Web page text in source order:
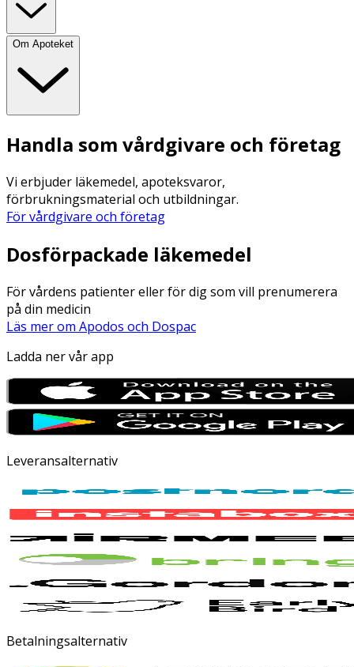
Om Apoteket
Handla som vårdgivare och företag
Vi erbjuder läkemedel, apoteksvaror,
förbrukningsmaterial och utbildningar.
För vårdgivare och företag
Dosförpackade läkemedel
För vårdens patienter eller för dig som vill prenumerera
på din medicin
Läs mer om Apodos och Dospac
Ladda ner vår app
Leveransalternativ
Betalningsalternativ